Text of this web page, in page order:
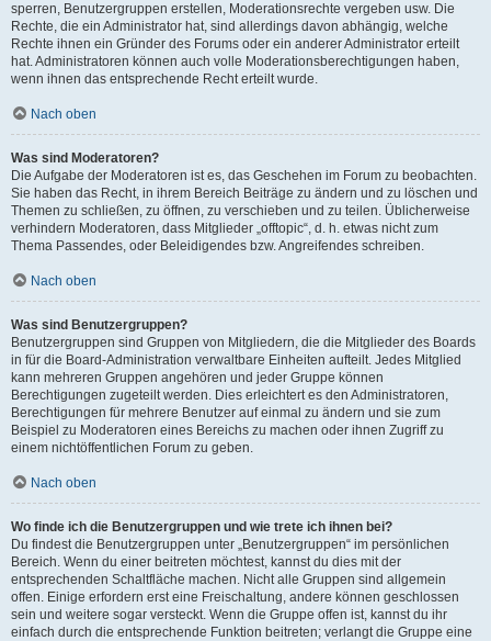
sperren, Benutzergruppen erstellen, Moderationsrechte vergeben usw. Die
Rechte, die ein Administrator hat, sind allerdings davon abhängig, welche
Rechte ihnen ein Gründer des Forums oder ein anderer Administrator erteilt
hat. Administratoren können auch volle Moderationsberechtigungen haben,
wenn ihnen das entsprechende Recht erteilt wurde.
Nach oben
Was sind Moderatoren?
Die Aufgabe der Moderatoren ist es, das Geschehen im Forum zu beobachten.
Sie haben das Recht, in ihrem Bereich Beiträge zu ändern und zu löschen und
Themen zu schließen, zu öffnen, zu verschieben und zu teilen. Üblicherweise
verhindern Moderatoren, dass Mitglieder „offtopic“, d. h. etwas nicht zum
Thema Passendes, oder Beleidigendes bzw. Angreifendes schreiben.
Nach oben
Was sind Benutzergruppen?
Benutzergruppen sind Gruppen von Mitgliedern, die die Mitglieder des Boards
in für die Board-Administration verwaltbare Einheiten aufteilt. Jedes Mitglied
kann mehreren Gruppen angehören und jeder Gruppe können
Berechtigungen zugeteilt werden. Dies erleichtert es den Administratoren,
Berechtigungen für mehrere Benutzer auf einmal zu ändern und sie zum
Beispiel zu Moderatoren eines Bereichs zu machen oder ihnen Zugriff zu
einem nichtöffentlichen Forum zu geben.
Nach oben
Wo finde ich die Benutzergruppen und wie trete ich ihnen bei?
Du findest die Benutzergruppen unter „Benutzergruppen“ im persönlichen
Bereich. Wenn du einer beitreten möchtest, kannst du dies mit der
entsprechenden Schaltfläche machen. Nicht alle Gruppen sind allgemein
offen. Einige erfordern erst eine Freischaltung, andere können geschlossen
sein und weitere sogar versteckt. Wenn die Gruppe offen ist, kannst du ihr
einfach durch die entsprechende Funktion beitreten; verlangt die Gruppe eine